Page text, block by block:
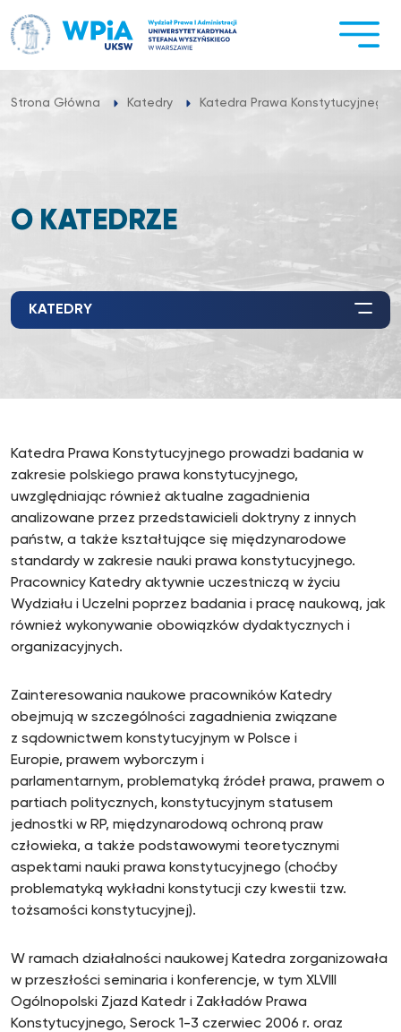
do
treści
Strona Główna Katedry Katedra Prawa Konstytucyjnego
O KATEDRZE
KATEDRY
Katedra Prawa Konstytucyjnego prowadzi badania w
zakresie polskiego prawa konstytucyjnego,
uwzględniając również aktualne zagadnienia
analizowane przez przedstawicieli doktryny z innych
państw, a także kształtujące się międzynarodowe
standardy w zakresie nauki prawa konstytucyjnego.
Pracownicy Katedry aktywnie uczestniczą w życiu
Wydziału i Uczelni poprzez badania i pracę naukową, jak
również wykonywanie obowiązków dydaktycznych i
organizacyjnych.
Zainteresowania naukowe pracowników Katedry
obejmują w szczególności zagadnienia związane
z sądownictwem konstytucyjnym w Polsce i
Europie, prawem wyborczym i
parlamentarnym, problematyką źródeł prawa, prawem o
partiach politycznych, konstytucyjnym statusem
jednostki w RP, międzynarodową ochroną praw
człowieka, a także podstawowymi teoretycznymi
aspektami nauki prawa konstytucyjnego (choćby
problematyką wykładni konstytucji czy kwestii tzw.
tożsamości konstytucyjnej).
W ramach działalności naukowej Katedra zorganizowała
w przeszłości seminaria i konferencje, w tym XLVIII
Ogólnopolski Zjazd Katedr i Zakładów Prawa
Konstytucyjnego, Serock 1-3 czerwiec 2006 r. oraz